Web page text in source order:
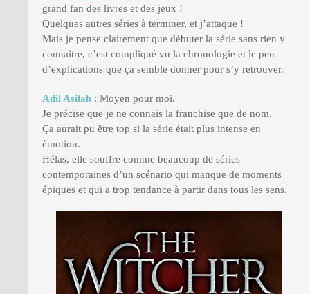
grand fan des livres et des jeux !
Quelques autres séries à terminer, et j’attaque !
Mais je pense clairement que débuter la série sans rien y
connaitre, c’est compliqué vu la chronologie et le peu
d’explications que ça semble donner pour s’y retrouver.
Adil Asilah : Moyen pour moi.
Je précise que je ne connais la franchise que de nom.
Ça aurait pu être top si la série était plus intense en
émotion.
Hélas, elle souffre comme beaucoup de séries
contemporaines d’un scénario qui manque de moments
épiques et qui a trop tendance à partir dans tous les sens.